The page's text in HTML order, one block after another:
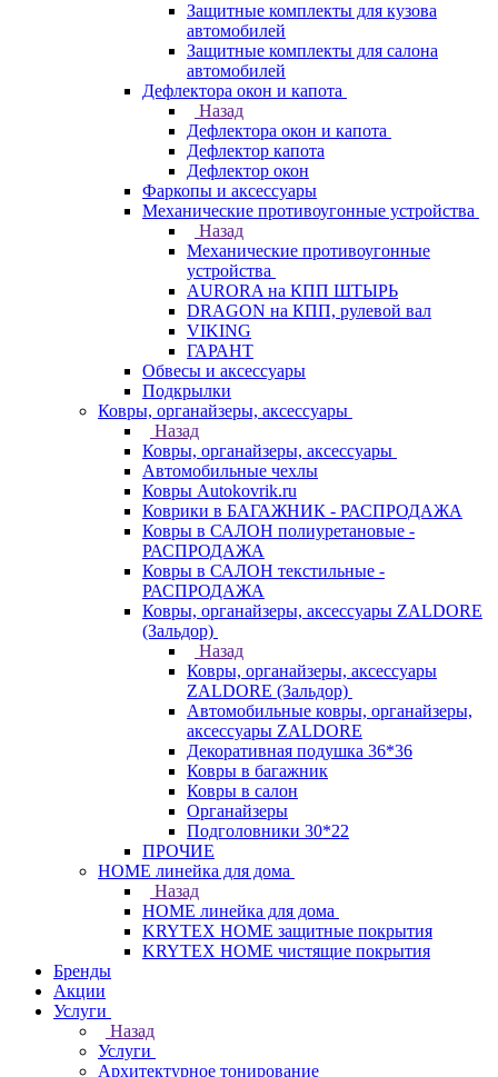
Защитные комплекты для кузова
автомобилей
Защитные комплекты для салона
автомобилей
Дефлектора окон и капота
Назад
Дефлектора окон и капота
Дефлектор капота
Дефлектор окон
Фаркопы и аксессуары
Механические противоугонные устройства
Назад
Механические противоугонные
устройства
AURORA на КПП ШТЫРЬ
DRAGON на КПП, рулевой вал
VIKING
ГАРАНТ
Обвесы и аксессуары
Подкрылки
Ковры, органайзеры, аксессуары
Назад
Ковры, органайзеры, аксессуары
Автомобильные чехлы
Ковры Autokovrik.ru
Коврики в БАГАЖНИК - РАСПРОДАЖА
Ковры в САЛОН полиуретановые -
РАСПРОДАЖА
Ковры в САЛОН текстильные -
РАСПРОДАЖА
Ковры, органайзеры, аксессуары ZALDORE
(Зальдор)
Назад
Ковры, органайзеры, аксессуары
ZALDORE (Зальдор)
Автомобильные ковры, органайзеры,
аксессуары ZALDORE
Декоративная подушка 36*36
Ковры в багажник
Ковры в салон
Органайзеры
Подголовники 30*22
ПРОЧИЕ
HOME линейка для дома
Назад
HOME линейка для дома
KRYTEX HOME защитные покрытия
KRYTEX HOME чистящие покрытия
Бренды
Акции
Услуги
Назад
Услуги
Архитектурное тонирование